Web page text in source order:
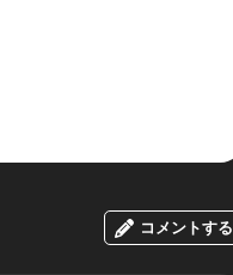
コメントする